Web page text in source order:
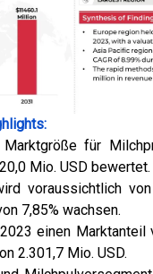
für
Mio. USD bewertet.
voraussichtlich
7,85% wachsen.
einen Marktanteil
2.301,7 Mio. USD.